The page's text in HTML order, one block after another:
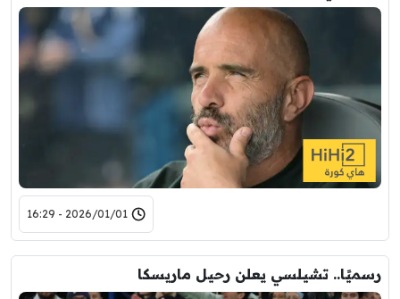
2026/01/01 - 16:29
رسميًا.. تشيلسي يعلن رحيل ماريسكا